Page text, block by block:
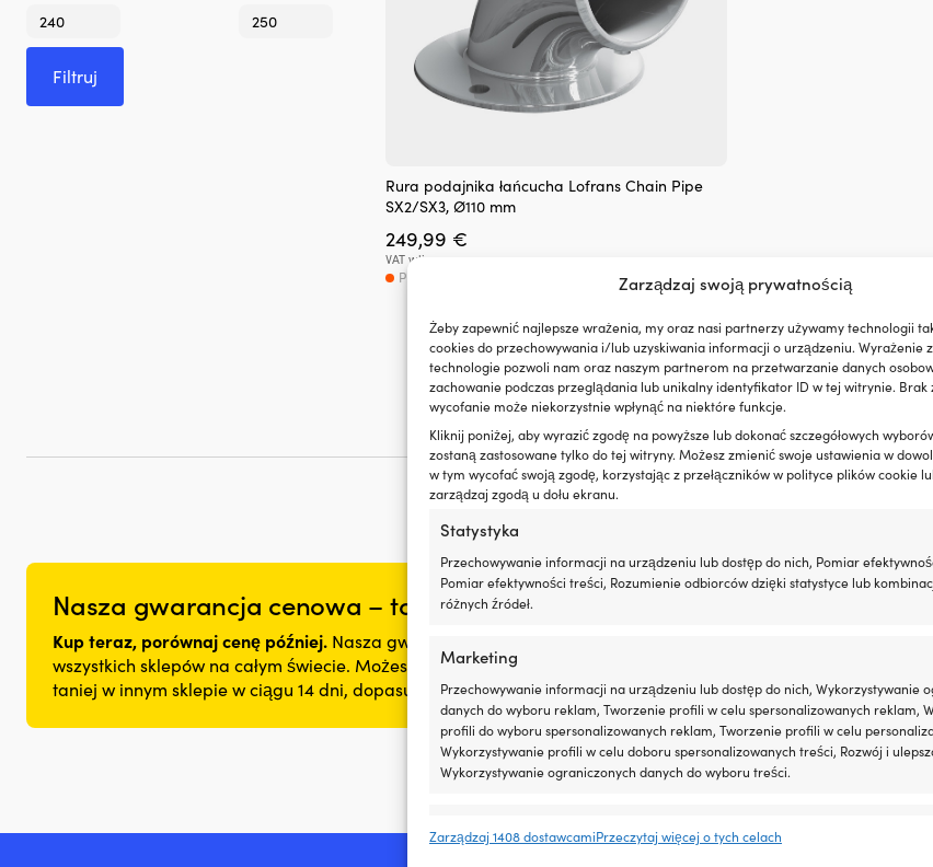
Zarządzaj swoją prywatnością
Żeby zapewnić najlepsze wrażenia, my oraz nasi partnerzy używamy technologii
cookies do przechowywania i/lub uzyskiwania informacji o urządzeniu. Wyrażenie
technologie pozwoli nam oraz naszym partnerom na przetwarzanie danych
zachowanie podczas przeglądania lub unikalny identyfikator ID w tej witrynie. Brak
wycofanie może niekorzystnie wpłynąć na niektóre funkcje.
Kliknij poniżej, aby wyrazić zgodę na powyższe lub dokonać szczegółowych
zostaną zastosowane tylko do tej witryny. Możesz zmienić swoje ustawienia w
w tym wycofać swoją zgodę, korzystając z przełączników w polityce plików cookie
zarządzaj zgodą u dołu ekranu.
Statystyka
Przechowywanie informacji na urządzeniu lub dostęp do nich, Pomiar
Pomiar efektywności treści, Rozumienie odbiorców dzięki statystyce lub
różnych źródeł.
Marketing
Przechowywanie informacji na urządzeniu lub dostęp do nich, Wykorzystywanie
danych do wyboru reklam, Tworzenie profili w celu spersonalizowanych reklam,
profili do wyboru spersonalizowanych reklam, Tworzenie profili w celu
Wykorzystywanie profili w celu doboru spersonalizowanych treści, Rozwój i
Wykorzystywanie ograniczonych danych do wyboru treści.
Zarządzaj 1408 dostawcamiPrzeczytaj więcej o tych celach
Cena
min
Cena
max
Filtruj
Rura podajnika łańcucha Lofrans Chain Pipe
SX2/SX3, Ø110 mm
249,99 €
VAT wlicz.
PRODUKT DOSTĘPNY NA ZAMÓWIENIE
Nasza gwarancja cenowa – to nie może być prostsze
Kup teraz, porównaj cenę później. Nasza gwarancja cenowa jest bardzo prosta: dopasowujemy ceny do
wszystkich sklepów na całym świecie. Możesz spokojnie kupić swój sprzęt już teraz – jeśli znajdziesz go
taniej w innym sklepie w ciągu 14 dni, dopasujemy cenę po zakupie. Bez dziwnych warunków.